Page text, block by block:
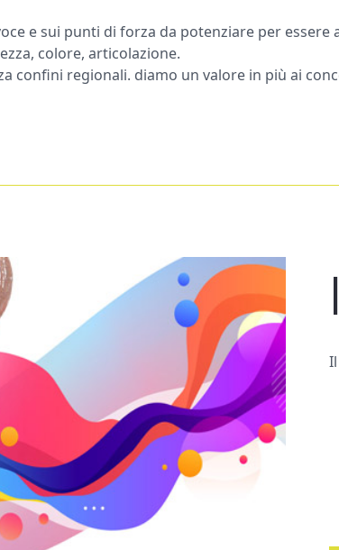
e sui punti di forza da potenziare per essere
colore, articolazione.
confini regionali. diamo un valore in più ai